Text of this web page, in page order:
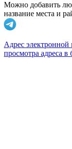
Можно добавить
название места и
Адрес
просмотра адреса в